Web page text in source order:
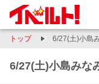
トップ 6/27(土)小島
6/27(土)小島みな